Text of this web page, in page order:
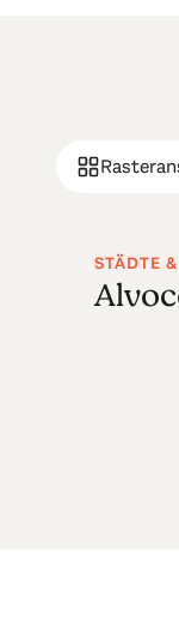
STÄDTE